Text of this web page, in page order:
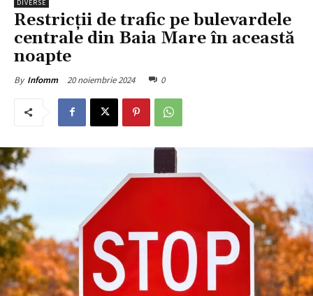
DIVERSE
Restricții de trafic pe bulevardele
centrale din Baia Mare în această
noapte
By Infomm 20 noiembrie 2024 0